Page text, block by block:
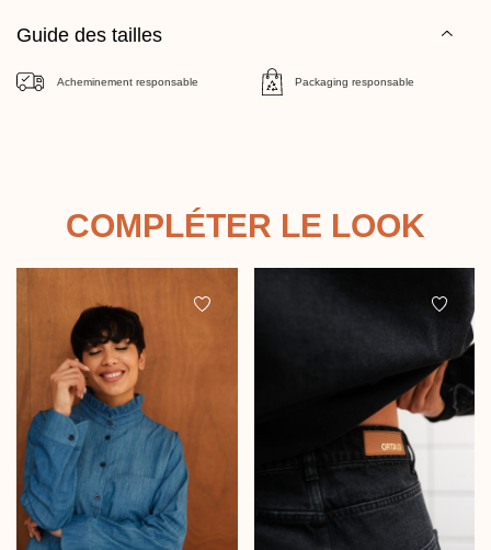
Guide des tailles
Acheminement responsable Packaging responsable
COMPLÉTER LE LOOK